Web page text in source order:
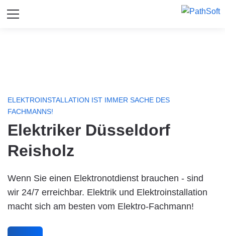
ELEKTROINSTALLATION IST IMMER SACHE DES
FACHMANNS!
Elektriker Düsseldorf
Reisholz
Wenn Sie einen Elektronotdienst brauchen - sind
wir 24/7 erreichbar. Elektrik und Elektroinstallation
macht sich am besten vom Elektro-Fachmann!